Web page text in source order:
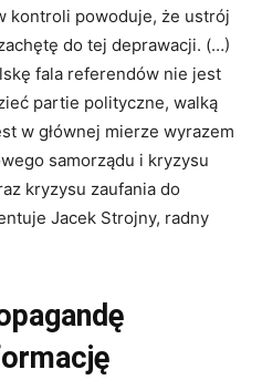
kontroli powoduje, że ustrój
do tej deprawacji. (…)
fala referendów nie jest
partie polityczne, walką
w głównej mierze wyrazem
samorządu i kryzysu
kryzysu zaufania do
Jacek Strojny, radny